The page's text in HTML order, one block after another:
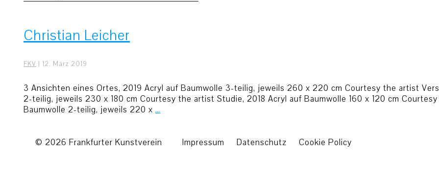
Christian Leicher
FKV | 12. März 2019
3 Ansichten eines Ortes, 2019 Acryl auf Baumwolle 3-teilig, jeweils 260 x 220 cm Courtesy the artist
2-teilig, jeweils 230 x 180 cm Courtesy the artist Studie, 2018 Acryl auf Baumwolle 160 x 120 cm
Baumwolle 2-teilig, jeweils 220 x …
© 2026 Frankfurter Kunstverein Impressum Datenschutz Cookie Policy